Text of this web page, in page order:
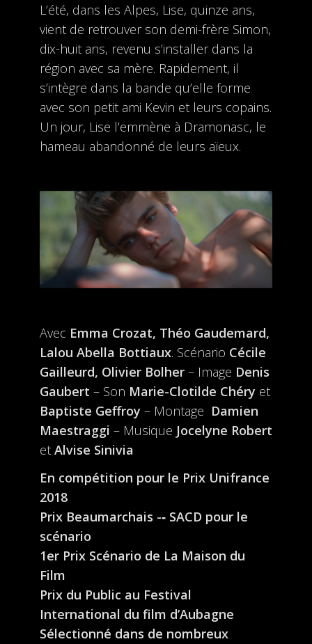
L’été, dans les Alpes, Lise, quinze ans,
vient de retrouver son demi-frère Simon,
dix-huit ans, revenu s’installer dans la
région avec sa mère. Rapidement, il
s’intègre dans la bande qu’elle forme
avec son petit ami Kevin et leurs copains.
Un jour, Lise l’emmène à Dramonasc, le
hameau abandonné de leurs aïeux.
Avec Emma Crozat, Théo Gaudemard,
Lalou Abella Bottiaux. Scénario Cécile
Gailleurd, Olivier Bolher– Image Denis
Gaubert – Son Marie-Clotilde Chéry et
Baptiste Geffroy – Montage Damien
Maestraggi – Musique Jocelyne Robert
et Alvise Sinivia
En compétition pour le Prix Unifrance
2018
Prix Beaumarchais -‐ SACD pour le
scénario
1er Prix Scénario de La Maison du
Film
Prix du Public au Festival
International du film d’Aubagne
Sélectionné dans de nombreux